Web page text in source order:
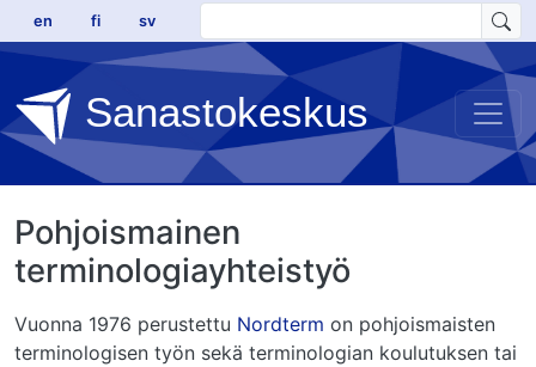
Hyppää pääsisältöön
en fi sv
Sanastokeskus
Pohjoismainen
terminologiayhteistyö
Vuonna 1976 perustettu Nordterm on pohjoismaisten
terminologisen työn sekä terminologian koulutuksen tai